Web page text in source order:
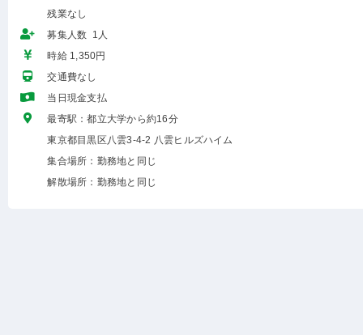
残業なし
募集人数 1人
時給 1,350円
交通費なし
当日現金支払
最寄駅：都立大学から約16分
東京都目黒区八雲3-4-2 八雲ヒルズハイム
集合場所：勤務地と同じ
解散場所：勤務地と同じ